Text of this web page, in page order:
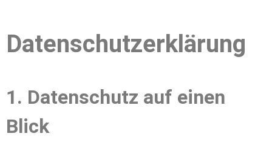
Datenschutz­erklärung
1. Datenschutz auf einen
Blick